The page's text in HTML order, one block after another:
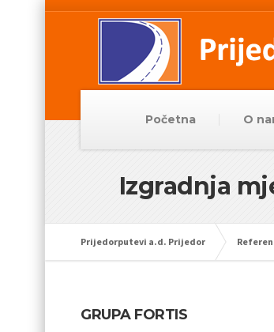
Početna O
Izgradnja
Prijedorputevi a.d. Prijedor
GRUPA FORTIS